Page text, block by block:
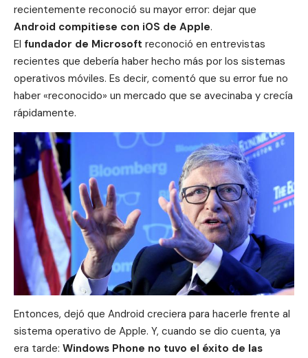
recientemente reconoció su mayor error: dejar que
Android compitiese con iOS de Apple.
El fundador de Microsoft reconoció en entrevistas
recientes que debería haber hecho más por los sistemas
operativos móviles. Es decir, comentó que su error fue no
haber «reconocido» un mercado que se avecinaba y crecía
rápidamente.
Entonces, dejó que Android creciera para hacerle frente al
sistema operativo de Apple. Y, cuando se dio cuenta, ya
era tarde: Windows Phone no tuvo el éxito de las